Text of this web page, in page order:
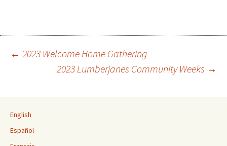
Post navigation
← 2023 Welcome Home Gathering
2023 Lumberjanes Community Weeks →
English
Español